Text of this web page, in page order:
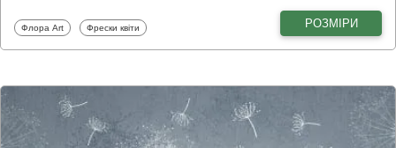
Фотошпалери
Флора Art Фотошпалери
Фрески квіти РОЗМІРИ